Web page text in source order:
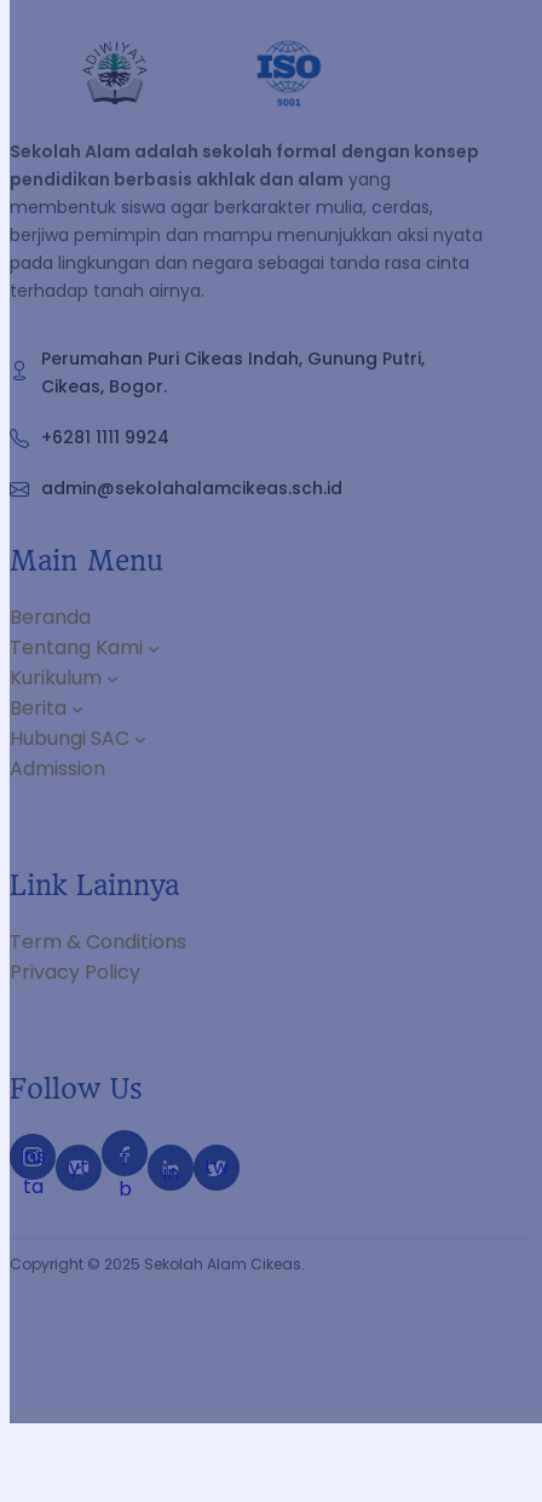
Sekolah Alam adalah sekolah formal dengan konsep
pendidikan berbasis akhlak dan alam yang
membentuk siswa agar berkarakter mulia, cerdas,
berjiwa pemimpin dan mampu menunjukkan aksi nyata
pada lingkungan dan negara sebagai tanda rasa cinta
terhadap tanah airnya.
Perumahan Puri Cikeas Indah, Gunung Putri,
Cikeas, Bogor.
+6281 1111 9924
admin@sekolahalamcikeas.sch.id
Main Menu
Beranda
Tentang Kami
Kurikulum
Berita
Hubungi SAC
Admission
Link Lainnya
Term & Conditions
Privacy Policy
Follow Us
ins
ta
yt
f
b
in tw
Copyright © 2025 Sekolah Alam Cikeas.